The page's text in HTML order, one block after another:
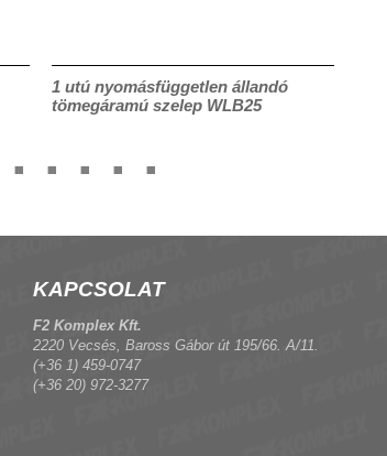
1 utú nyomásfüggetlen állandó
tömegáramú szelep WLB25
KAPCSOLAT
F2 Komplex Kft.
2220 Vecsés, Baross Gábor út 195/66. A/11.
(+36 1) 459-0747
(+36 20) 972-3277